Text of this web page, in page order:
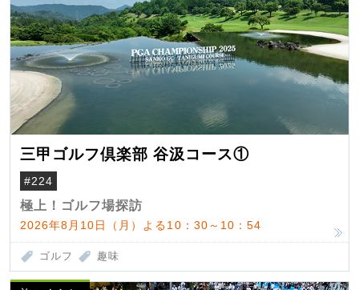
三甲ゴルフ倶楽部 谷汲コース①
#224
極上！ゴルフ場探訪
2026年8月10日（月）よる10：30～10：54
ゴルフ 趣味